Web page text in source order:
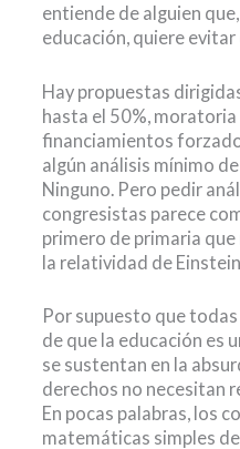
entiende de alguien
educación, quiere
Hay propuestas
hasta el 50%, moratoria
financiamientos
algún análisis mínimo
Ninguno. Pero pedir
congresistas parece
primero de primaria
la relatividad de Einstein.
Por supuesto que
de que la educación es
se sustentan en la
derechos no necesitan
En pocas palabras, los
matemáticas simples